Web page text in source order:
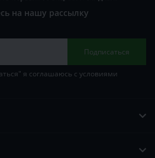
на нашу рассылку
Подписаться
я соглашаюсь с условиями